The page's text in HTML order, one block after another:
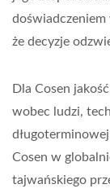
że decyzje
Dla Cosen
wobec ludzi,
Cosen w
tajwańskiego